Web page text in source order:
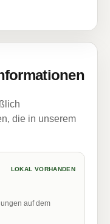
die in unserem
LOKAL VORHANDEN
auf dem